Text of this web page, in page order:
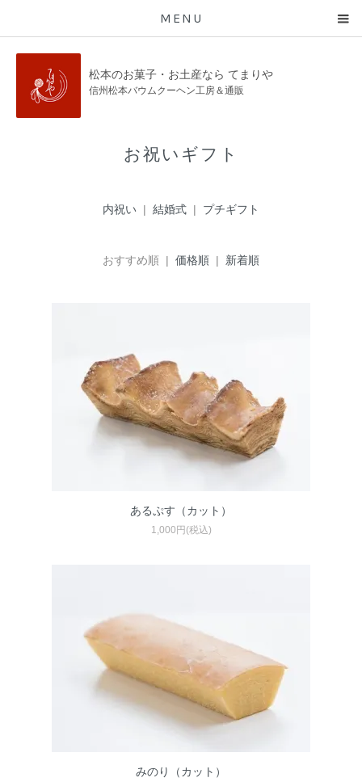
MENU
松本のお菓子・お土産なら てまりや
信州松本バウムクーヘン工房＆通販
お祝いギフト
内祝い | 結婚式 | プチギフト
おすすめ順 | 価格順 | 新着順
あるぷす（カット）
1,000円(税込)
みのり（カット）